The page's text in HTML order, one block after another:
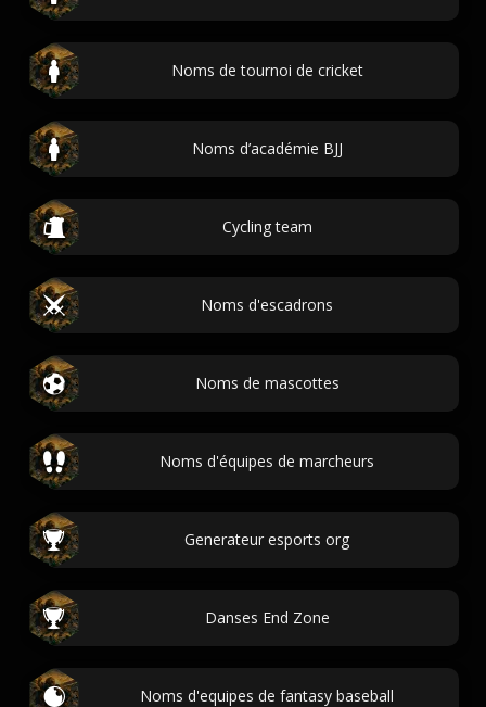
Noms de tournoi de cricket
Noms d’académie BJJ
Cycling team
Noms d'escadrons
Noms de mascottes
Noms d'équipes de marcheurs
Generateur esports org
Danses End Zone
Noms d'equipes de fantasy baseball